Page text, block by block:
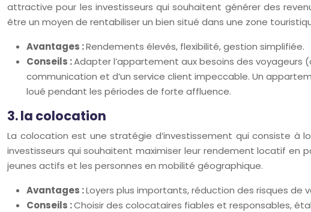
attractive pour les investisseurs qui souhaitent générer des
être un moyen de rentabiliser un bien situé dans une zone
Avantages :Rendements élevés, flexibilité, gestion simplifiée.
Conseils :Adapter l’appartement aux besoins des voyageurs
communication et d’un service client impeccable. Un
loué pendant les périodes de forte affluence.
3. la colocation
La colocation est une stratégie d’investissement qui consiste
investisseurs qui souhaitent maximiser leur rendement locatif
jeunes actifs et les personnes en mobilité géographique.
Avantages :Loyers plus importants, réduction des risques de
Conseils :Choisir des colocataires fiables et responsables,